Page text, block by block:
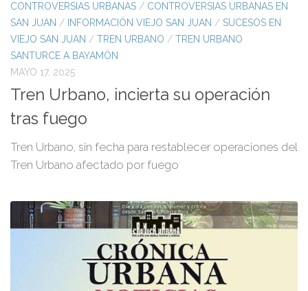
CONTROVERSIAS URBANAS / CONTROVERSIAS URBANAS EN
SAN JUAN / INFORMACIÓN VIEJO SAN JUAN / SUCESOS EN
VIEJO SAN JUAN / TREN URBANO / TREN URBANO
SANTURCE A BAYAMÓN
MAYO 17, 2025
Tren Urbano, incierta su operación
tras fuego
Tren Urbano, sin fecha para restablecer operaciones del
Tren Urbano afectado por fuego